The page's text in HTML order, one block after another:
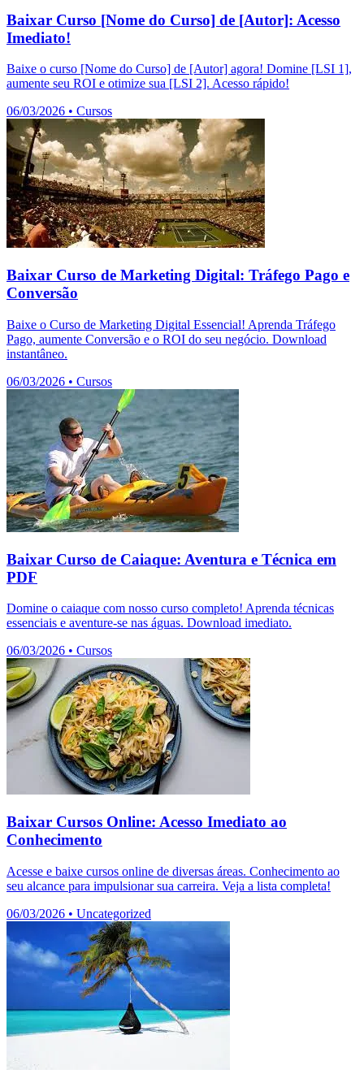
Baixar Curso [Nome do Curso] de [Autor]: Acesso
Imediato!
Baixe o curso [Nome do Curso] de [Autor] agora! Domine [LSI 1],
aumente seu ROI e otimize sua [LSI 2]. Acesso rápido!
06/03/2026 • Cursos
Baixar Curso de Marketing Digital: Tráfego Pago e
Conversão
Baixe o Curso de Marketing Digital Essencial! Aprenda Tráfego
Pago, aumente Conversão e o ROI do seu negócio. Download
instantâneo.
06/03/2026 • Cursos
Baixar Curso de Caiaque: Aventura e Técnica em
PDF
Domine o caiaque com nosso curso completo! Aprenda técnicas
essenciais e aventure-se nas águas. Download imediato.
06/03/2026 • Cursos
Baixar Cursos Online: Acesso Imediato ao
Conhecimento
Acesse e baixe cursos online de diversas áreas. Conhecimento ao
seu alcance para impulsionar sua carreira. Veja a lista completa!
06/03/2026 • Uncategorized